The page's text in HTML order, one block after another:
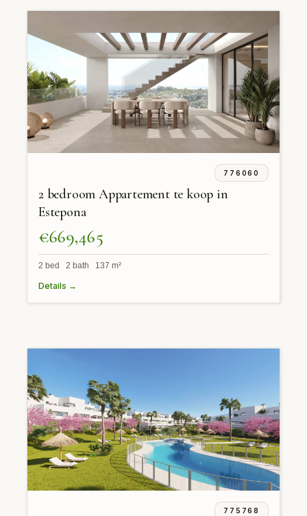
776060
2 bedroom Appartement te koop in
Estepona
€669,465
2 bed 2 bath 137 m²
Details →
775768